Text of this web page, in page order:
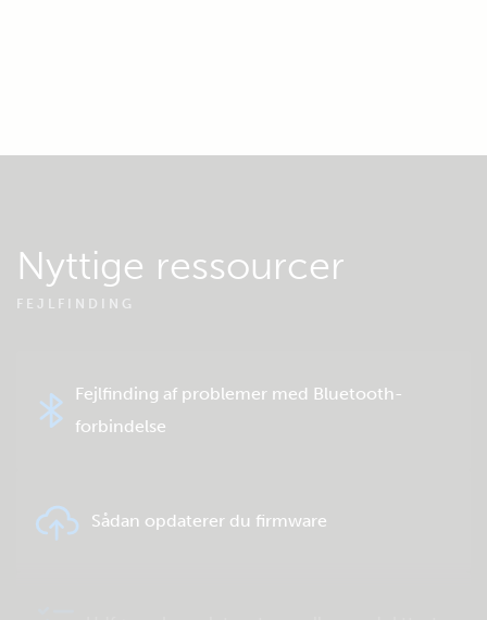
Nyttige ressourcer
FEJLFINDING
Fejlfinding af problemer med Bluetooth-
forbindelse
Sådan opdaterer du firmware